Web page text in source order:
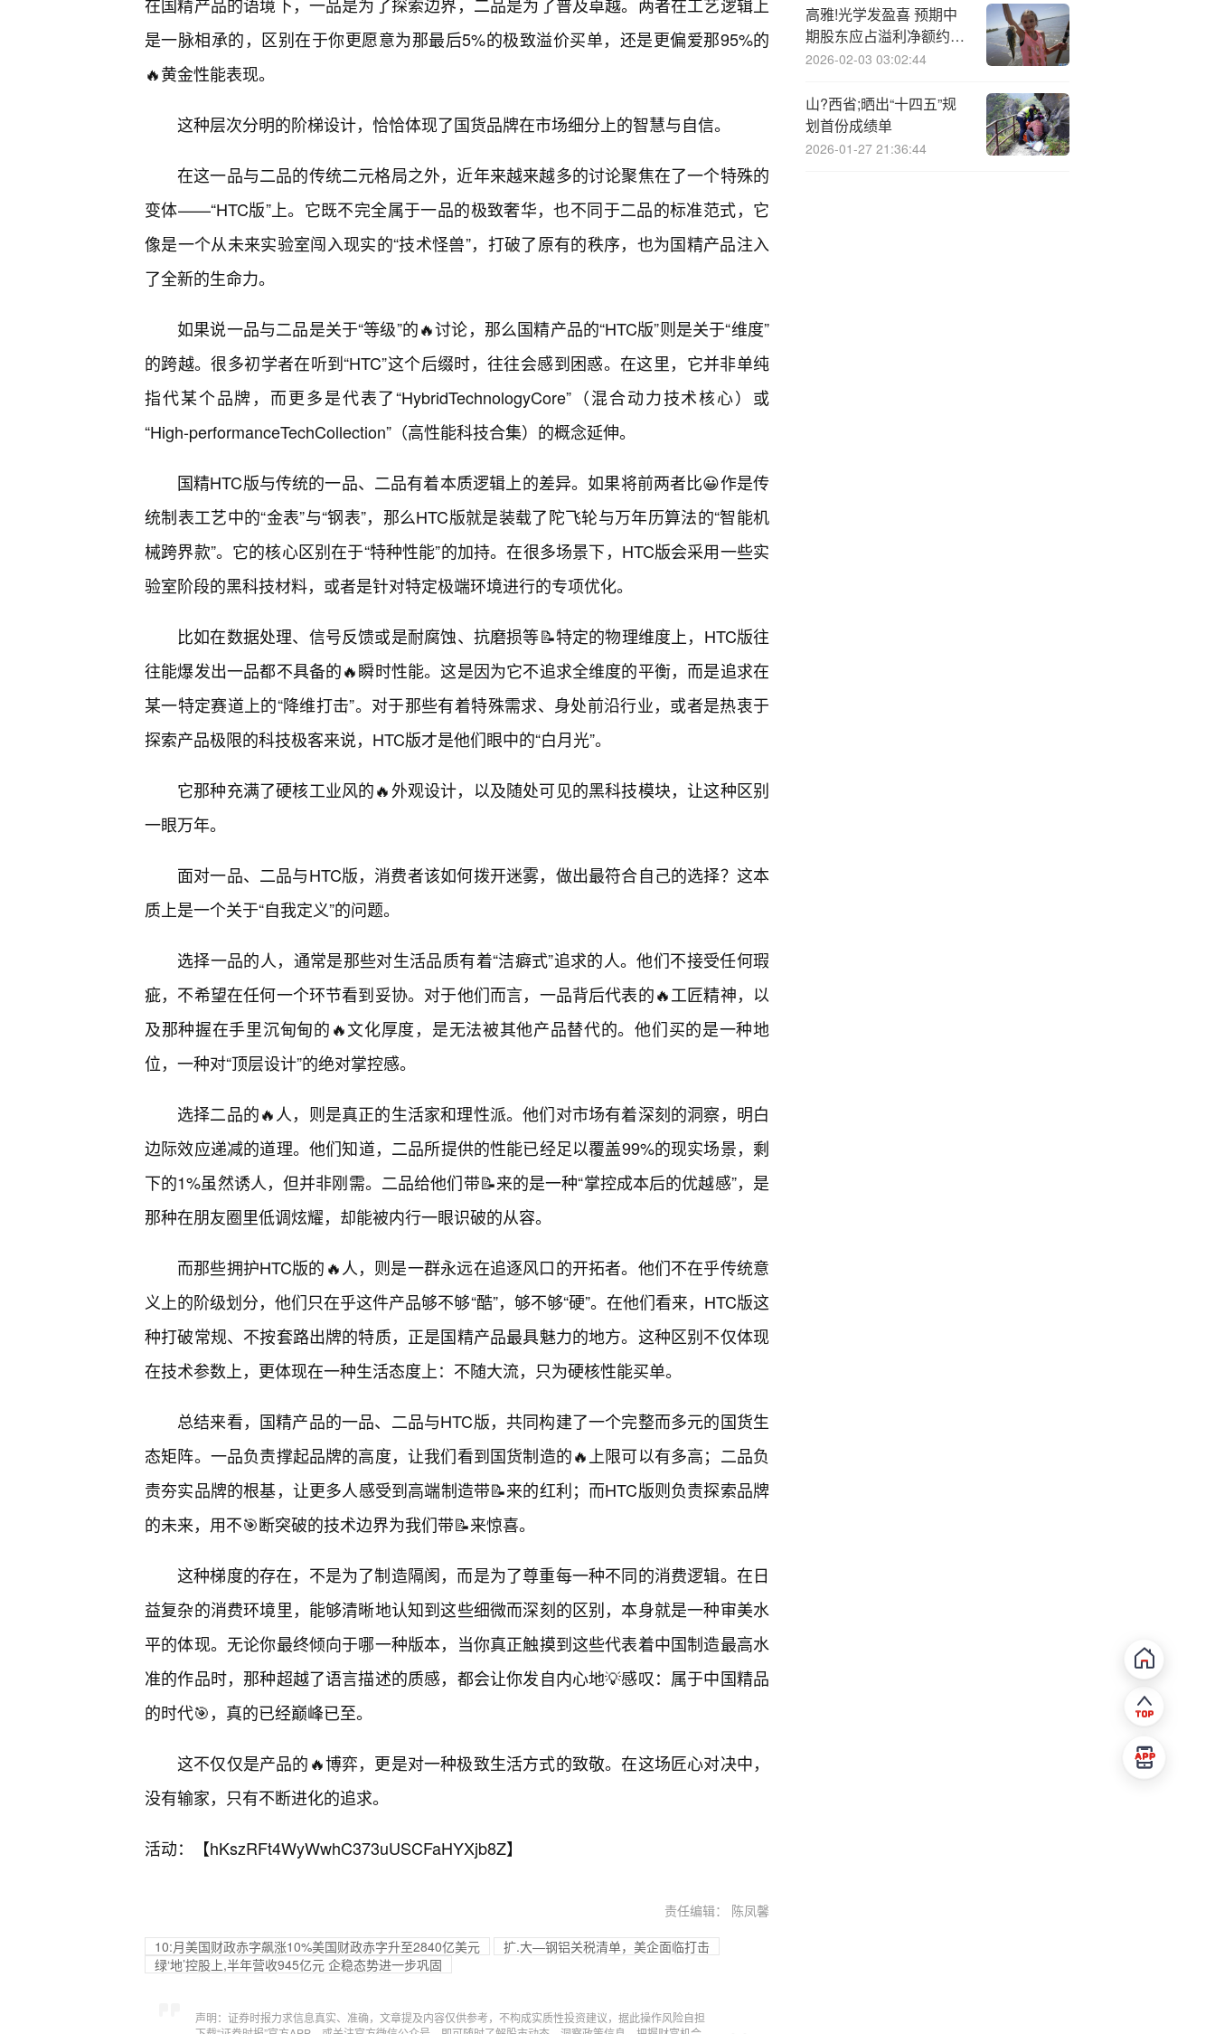
是一脉相承的，区别在于你更愿意为那最后5%的极致溢价买单，还是更偏爱那95%的
🔥黄金性能表现。
这种层次分明的阶梯设计，恰恰体现了国货品牌在市场细分上的智慧与自信。
在这一品与二品的传统二元格局之外，近年来越来越多的讨论聚焦在了一个特殊的
变体——“HTC版”上。它既不完全属于一品的极致奢华，也不同于二品的标准范式，它
像是一个从未来实验室闯入现实的“技术怪兽”，打破了原有的秩序，也为国精产品注入
了全新的生命力。
如果说一品与二品是关于“等级”的🔥讨论，那么国精产品的“HTC版”则是关于“维度”
的跨越。很多初学者在听到“HTC”这个后缀时，往往会感到困惑。在这里，它并非单纯
指代某个品牌，而更多是代表了“HybridTechnologyCore”（混合动力技术核心）或
“High-performanceTechCollection”（高性能科技合集）的概念延伸。
国精HTC版与传统的一品、二品有着本质逻辑上的差异。如果将前两者比😀作是传
统制表工艺中的“金表”与“钢表”，那么HTC版就是装载了陀飞轮与万年历算法的“智能机
械跨界款”。它的核心区别在于“特种性能”的加持。在很多场景下，HTC版会采用一些实
验室阶段的黑科技材料，或者是针对特定极端环境进行的专项优化。
比如在数据处理、信号反馈或是耐腐蚀、抗磨损等📝特定的物理维度上，HTC版往
往能爆发出一品都不具备的🔥瞬时性能。这是因为它不追求全维度的平衡，而是追求在
某一特定赛道上的“降维打击”。对于那些有着特殊需求、身处前沿行业，或者是热衷于
探索产品极限的科技极客来说，HTC版才是他们眼中的“白月光”。
它那种充满了硬核工业风的🔥外观设计，以及随处可见的黑科技模块，让这种区别
一眼万年。
面对一品、二品与HTC版，消费者该如何拨开迷雾，做出最符合自己的选择？这本
质上是一个关于“自我定义”的问题。
选择一品的人，通常是那些对生活品质有着“洁癖式”追求的人。他们不接受任何瑕
疵，不希望在任何一个环节看到妥协。对于他们而言，一品背后代表的🔥工匠精神，以
及那种握在手里沉甸甸的🔥文化厚度，是无法被其他产品替代的。他们买的是一种地
位，一种对“顶层设计”的绝对掌控感。
选择二品的🔥人，则是真正的生活家和理性派。他们对市场有着深刻的洞察，明白
边际效应递减的道理。他们知道，二品所提供的性能已经足以覆盖99%的现实场景，剩
下的1%虽然诱人，但并非刚需。二品给他们带📝来的是一种“掌控成本后的优越感”，是
那种在朋友圈里低调炫耀，却能被内行一眼识破的从容。
而那些拥护HTC版的🔥人，则是一群永远在追逐风口的开拓者。他们不在乎传统意
义上的阶级划分，他们只在乎这件产品够不够“酷”，够不够“硬”。在他们看来，HTC版这
种打破常规、不按套路出牌的特质，正是国精产品最具魅力的地方。这种区别不仅体现
在技术参数上，更体现在一种生活态度上：不随大流，只为硬核性能买单。
总结来看，国精产品的一品、二品与HTC版，共同构建了一个完整而多元的国货生
态矩阵。一品负责撑起品牌的高度，让我们看到国货制造的🔥上限可以有多高；二品负
责夯实品牌的根基，让更多人感受到高端制造带📝来的红利；而HTC版则负责探索品牌
的未来，用不🎯断突破的技术边界为我们带📝来惊喜。
这种梯度的存在，不是为了制造隔阂，而是为了尊重每一种不同的消费逻辑。在日
益复杂的消费环境里，能够清晰地认知到这些细微而深刻的区别，本身就是一种审美水
平的体现。无论你最终倾向于哪一种版本，当你真正触摸到这些代表着中国制造最高水
准的作品时，那种超越了语言描述的质感，都会让你发自内心地💡感叹：属于中国精品
的时代🎯，真的已经巅峰已至。
这不仅仅是产品的🔥博弈，更是对一种极致生活方式的致敬。在这场匠心对决中，
没有输家，只有不断进化的追求。
活动：【hKszRFt4WyWwhC373uUSCFaHYXjb8Z】
责任编辑： 陈凤馨
10:月美国财政赤字飙涨10%美国财政赤字升至2840亿美元
扩.大—钢铝关税清单，美企面临打击
绿‘地’控股上,半年营收945亿元 企稳态势进一步巩固
声明：证券时报力求信息真实、准确，文章提及内容仅供参考，不构成实质性投资建议，据此操作风险自担
高雅!光学发盈喜 预期中
期股东应占溢利净额约
880万至960万港元同比
2026-02-03 03:02:44
山?西省;晒出“十四五”规
划首份成绩单
2026-01-27 21:36:44